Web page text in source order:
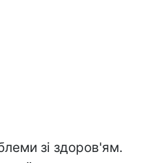
зі здоров'ям.